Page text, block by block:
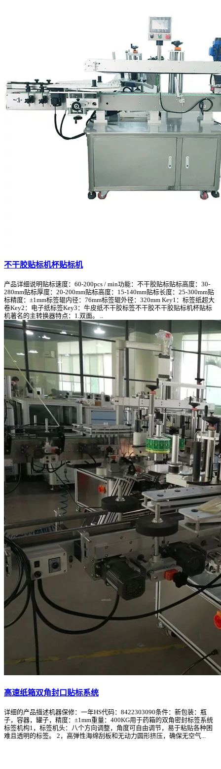
不干胶贴标机杯贴标机
产品详细说明贴标速度：60-200pcs / min功能：不干胶贴标贴标高度：30-
280mm贴标厚度：20-200mm贴标高度：15-140mm贴标长度：25-300mm贴
标精度：±1mm标签辊内径：76mm标签辊外径：320mm Key1：标签纸超大
卷Key2：电子纸标签Key3：牛皮纸不干胶标签不干胶不干胶贴标机杯贴标
机著名的主转换器特点：1.双面。 ..
高速纸箱双角封口贴标系统
详细的产品描述机器保修：一年HS代码：8422303090条件：新包装：瓶
子，容器，罐子，精度：±1mm重量：400KG用于药箱的双角密封标签系统
标签机构1，标签机头：八个方向调整，角度可自由调节，易于粘贴各种困
难且透明的标签。 2，高弹性海绵刮板和无动力圆形挤压，确保无空气...